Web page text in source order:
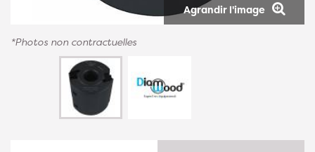
Agrandir l'image
*Photos non contractuelles